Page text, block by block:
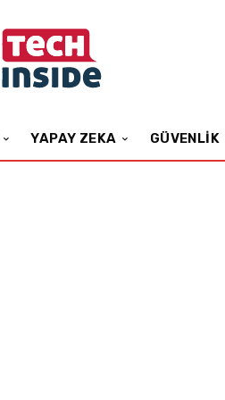
YAPAY ZEKA GÜVENLIK